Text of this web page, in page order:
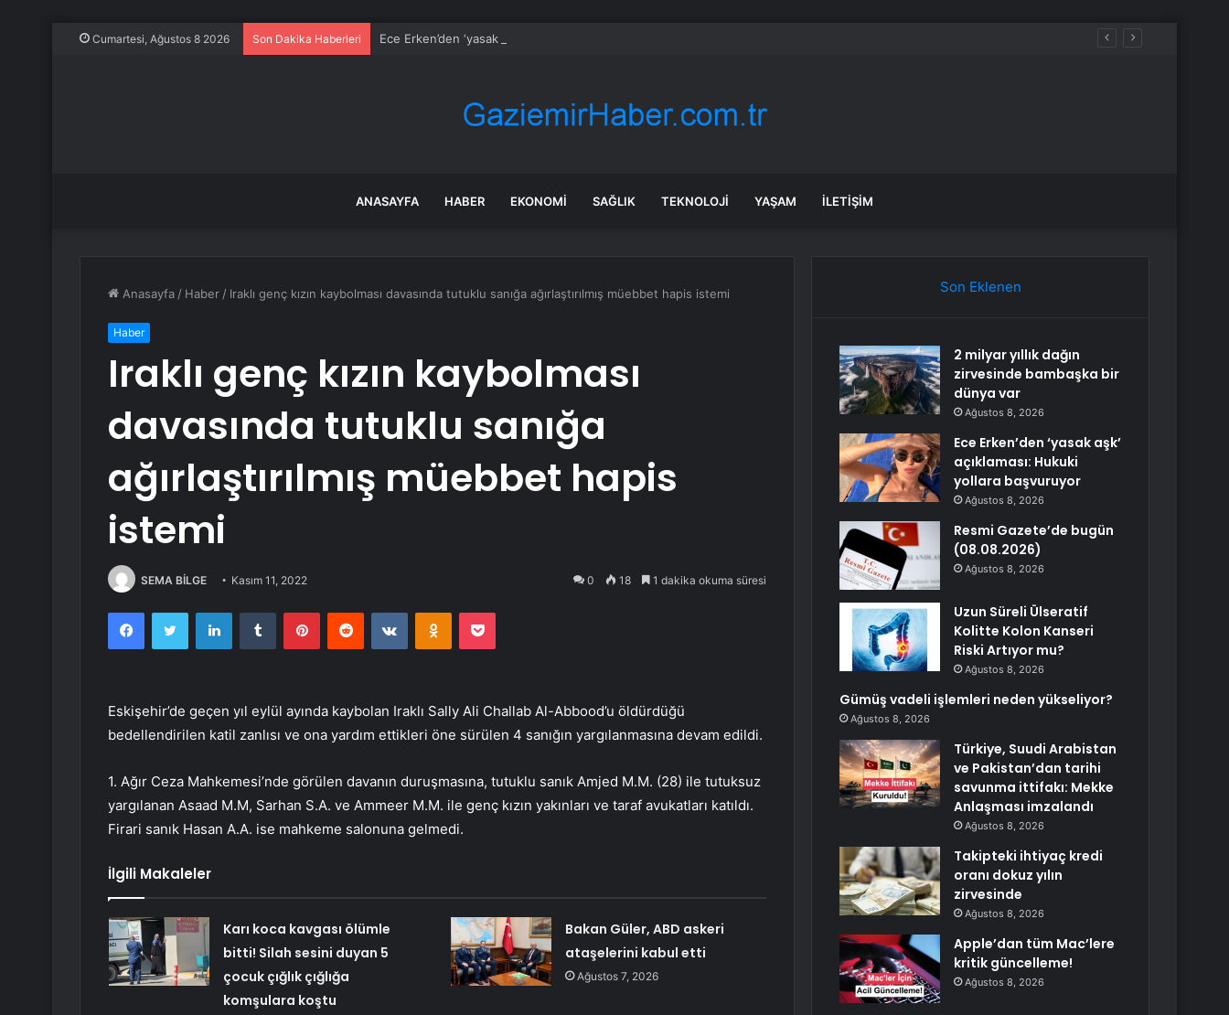
Cumartesi, Ağustos 8 2026 Son Dakika Haberleri Ece Erken’den ‘yasak aşk’ açıklaması: Hukuki yollara başvuruyor
ANASAYFA HABER EKONOMI SAĞLIK TEKNOLOJI YAŞAM İLETIŞIM
Anasayfa / Haber / Iraklı genç kızın kaybolması davasında tutuklu sanığa ağırlaştırılmış müebbet hapis istemi
Haber
Iraklı genç kızın kaybolması
davasında tutuklu sanığa
ağırlaştırılmış müebbet hapis
istemi
SEMA BİLGE Kasım 11, 2022 0 18 1 dakika okuma süresi
FacebookTwitter LinkedInTumblr PinterestReddit VKontakteOdnoklassniki
Pocket
Eskişehir’de geçen yıl eylül ayında kaybolan Iraklı Sally Ali Challab Al-Abbood’u öldürdüğü
bedellendirilen katil zanlısı ve ona yardım ettikleri öne sürülen 4 sanığın yargılanmasına devam edildi.
1. Ağır Ceza Mahkemesi’nde görülen davanın duruşmasına, tutuklu sanık Amjed M.M. (28) ile tutuksuz
yargılanan Asaad M.M, Sarhan S.A. ve Ammeer M.M. ile genç kızın yakınları ve taraf avukatları katıldı.
Firari sanık Hasan A.A. ise mahkeme salonuna gelmedi.
İlgili Makaleler
Karı koca kavgası ölümle
bitti! Silah sesini duyan 5
çocuk çığlık çığlığa
komşulara koştu
Bakan Güler, ABD askeri
ataşelerini kabul etti
Ağustos 7, 2026
Son Eklenen
2 milyar yıllık dağın
zirvesinde bambaşka bir
dünya var
Ağustos 8, 2026
Ece Erken’den ‘yasak aşk’
açıklaması: Hukuki
yollara başvuruyor
Ağustos 8, 2026
Resmi Gazete’de bugün
(08.08.2026)
Ağustos 8, 2026
Uzun Süreli Ülseratif
Kolitte Kolon Kanseri
Riski Artıyor mu?
Ağustos 8, 2026
Gümüş vadeli işlemleri neden yükseliyor?
Ağustos 8, 2026
Türkiye, Suudi Arabistan
ve Pakistan’dan tarihi
savunma ittifakı: Mekke
Anlaşması imzalandı
Ağustos 8, 2026
Takipteki ihtiyaç kredi
oranı dokuz yılın
zirvesinde
Ağustos 8, 2026
Apple’dan tüm Mac’lere
kritik güncelleme!
Ağustos 8, 2026